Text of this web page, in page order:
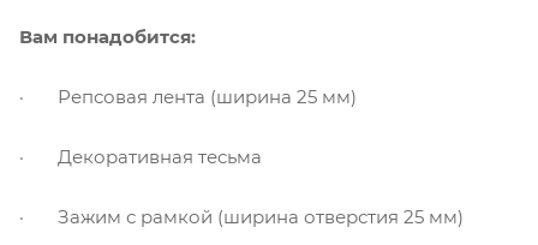
Вам понадобится:
· Репсовая лента (ширина 25 мм)
· Декоративная тесьма
· Зажим с рамкой (ширина отверстия 25 мм)